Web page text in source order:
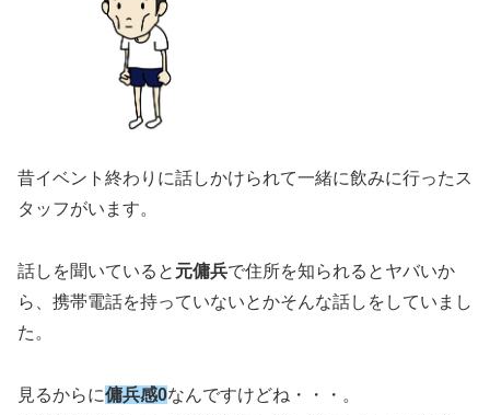
昔イベント終わりに話しかけられて一緒に飲みに行ったス
タッフがいます。
話しを聞いていると 元傭兵で住所を知られるとヤバいか
ら、携帯電話を持っていないとかそんな話しをしていまし
た。
見るからに傭兵感0なんですけどね・・・。